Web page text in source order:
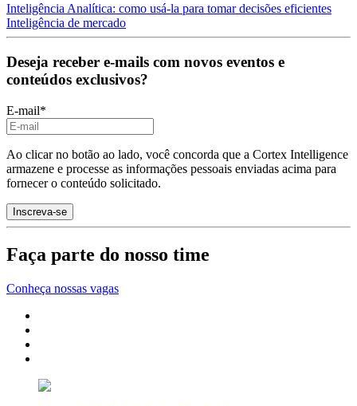
Inteligência Analítica: como usá-la para tomar decisões eficientes
Inteligência de mercado
Deseja receber e-mails com novos eventos e
conteúdos exclusivos?
E-mail*
Ao clicar no botão ao lado, você concorda que a Cortex Intelligence
armazene e processe as informações pessoais enviadas acima para
fornecer o conteúdo solicitado.
Faça parte do nosso time
Conheça nossas vagas